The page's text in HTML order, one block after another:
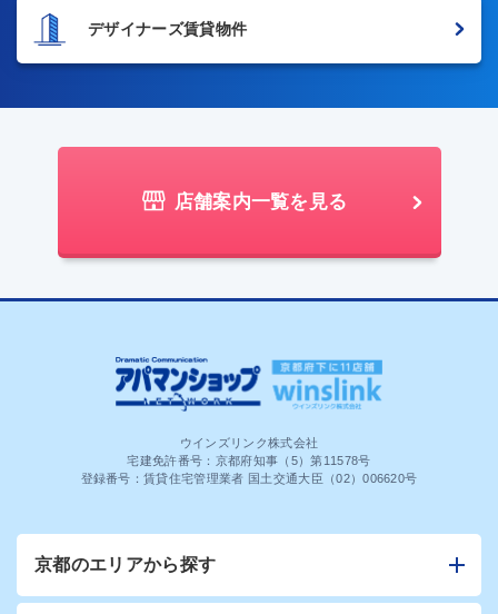
デザイナーズ賃貸物件
店舗案内一覧を見る
ウインズリンク株式会社
宅建免許番号：京都府知事（5）第11578号
登録番号：賃貸住宅管理業者 国土交通大臣（02）006620号
京都のエリアから探す